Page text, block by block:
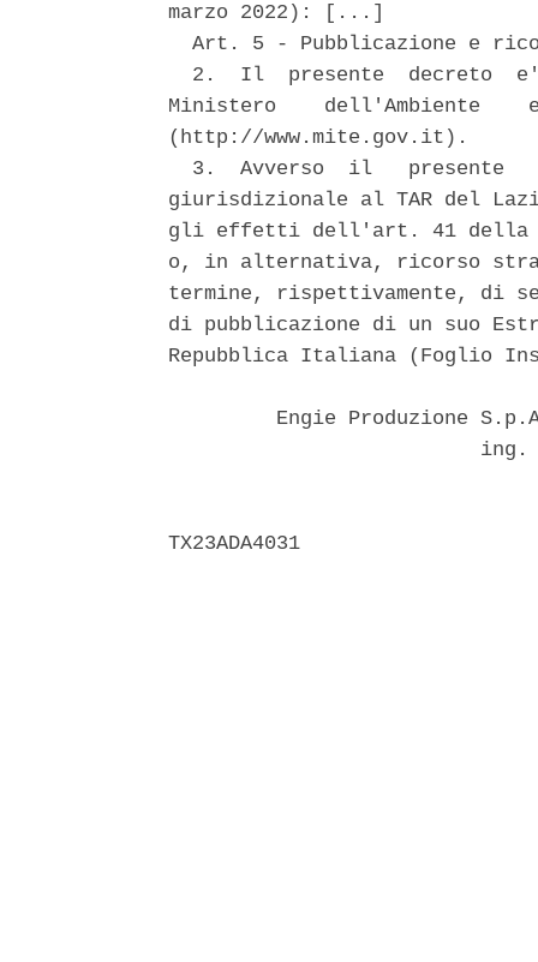
marzo 2022): [...]
Art. 5 - Pubblicazione e
2.  Il  presente  decreto
Ministero    dell'Ambiente
(http://www.mite.gov.it).
3.  Avverso  il   presente
giurisdizionale al TAR del
gli effetti dell'art. 41 della
o, in alternativa, ricorso
termine, rispettivamente, di
di pubblicazione di un suo
Repubblica Italiana (Foglio
Engie Produzione